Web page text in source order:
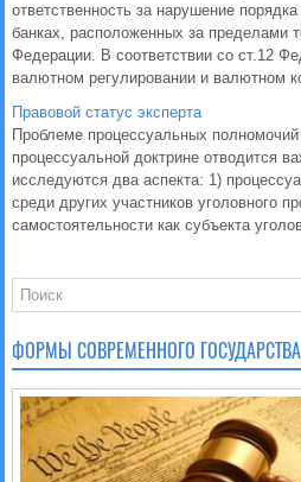
ответственность за нарушение
банках, расположенных за пределами
Федерации. В соответствии со ст.12
валютном регулировании и валютном
Правовой статус эксперта
Проблеме процессуальных полномочий
процессуальной доктрине отводится
исследуются два аспекта: 1)
среди других участников уголовного
самостоятельности как субъекта
ФОРМЫ СОВРЕМЕННОГО ГОСУДАРСТВА